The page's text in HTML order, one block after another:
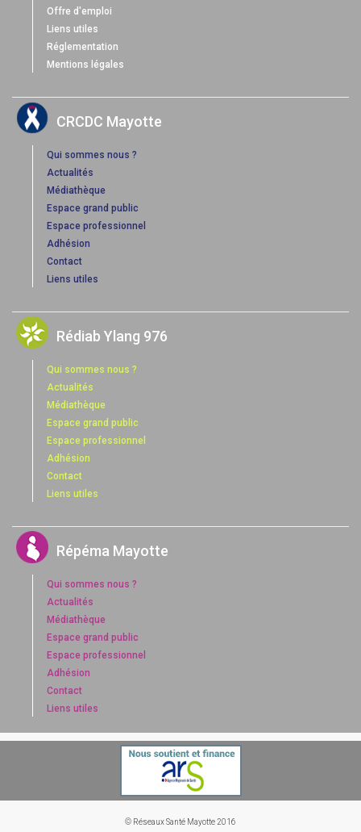
Offre d'emploi
Liens utiles
Réglementation
Mentions légales
CRCDC Mayotte
Qui sommes nous ?
Actualités
Médiathèque
Espace grand public
Espace professionnel
Adhésion
Contact
Liens utiles
Rédiab Ylang 976
Qui sommes nous ?
Actualités
Médiathèque
Espace grand public
Espace professionnel
Adhésion
Contact
Liens utiles
Répéma Mayotte
Qui sommes nous ?
Actualités
Médiathèque
Espace grand public
Espace professionnel
Adhésion
Contact
Liens utiles
© Réseaux Santé Mayotte 2016